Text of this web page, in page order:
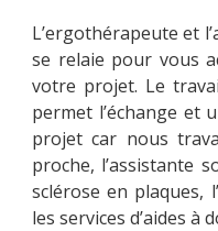
NOUS CONTACTER
L’ergothérapeute et
se relaie pour vous
votre projet. Le
permet l’échange et
projet car nous
proche, l’assistante
sclérose en plaques,
les services d’aides à